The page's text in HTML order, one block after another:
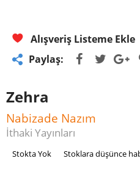
Alışveriş Listeme Ekle
Paylaş:
Zehra
Nabizade Nazım
İthaki Yayınları
Stokta Yok Stoklara düşünce